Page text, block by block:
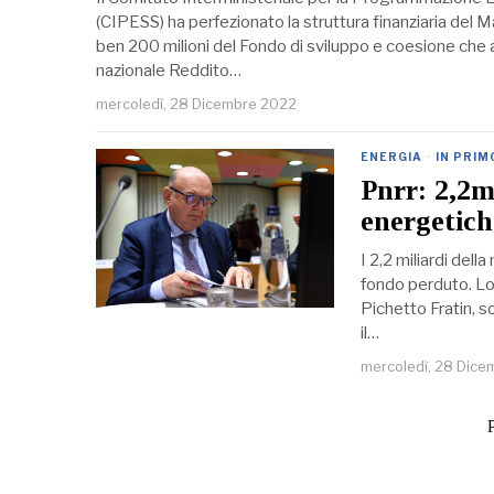
(CIPESS) ha perfezionato la struttura finanziaria del
ben 200 milioni del Fondo di sviluppo e coesione che
nazionale Reddito…
mercoledì, 28 Dicembre 2022
ENERGIA · IN
Pnrr:
I 2,2 miliardi
fondo perduto.
Pichetto Fratin,
il…
mercoledì, 28